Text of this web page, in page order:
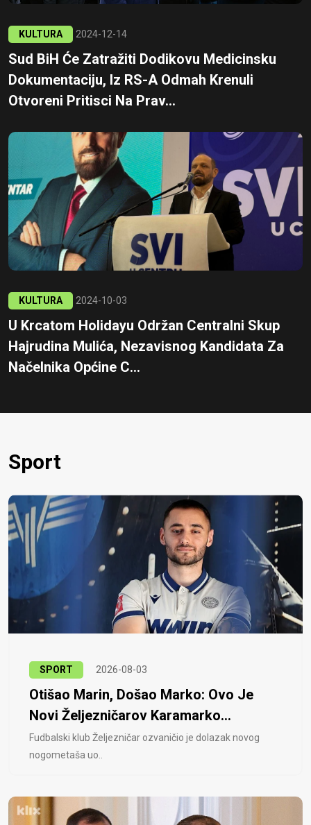
KULTURA 2024-12-14
Sud BiH Će Zatražiti Dodikovu Medicinsku
Dokumentaciju, Iz RS-A Odmah Krenuli
Otvoreni Pritisci Na Prav...
KULTURA 2024-10-03
U Krcatom Holidayu Održan Centralni Skup
Hajrudina Mulića, Nezavisnog Kandidata Za
Načelnika Općine C...
Sport
SPORT 2026-08-03
Otišao Marin, Došao Marko: Ovo Je
Novi Željezničarov Karamarko...
Fudbalski klub Željezničar ozvaničio je dolazak novog
nogometaša uo..